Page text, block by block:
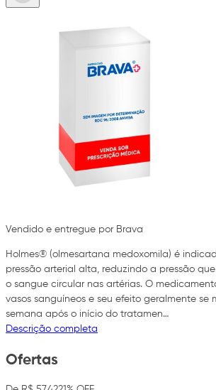
Vendido e entregue por Brava
Holmes® (olmesartana medoxomila) é
pressão arterial alta, reduzindo a pressão
o sangue circular nas artérias. O
vasos sanguíneos e seu efeito geralmente se
semana após o início do tratamen…
Descrição completa
Ofertas